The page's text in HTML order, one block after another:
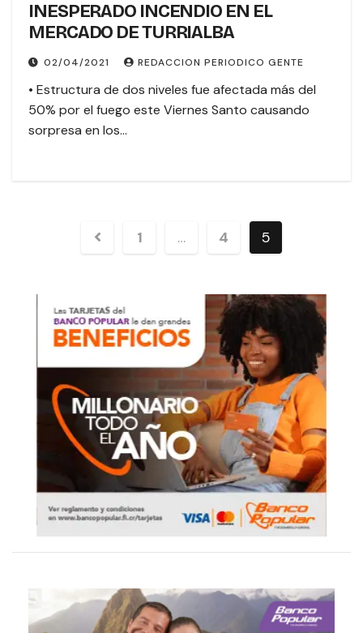
INESPERADO INCENDIO EN EL
MERCADO DE TURRIALBA
02/04/2021 REDACCION PERIODICO GENTE
• Estructura de dos niveles fue afectada más del
50% por el fuego este Viernes Santo causando
sorpresa en los…
1 … 4 5